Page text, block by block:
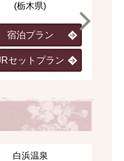
(栃木県)
宿泊プラン
セットプラン
白浜温泉